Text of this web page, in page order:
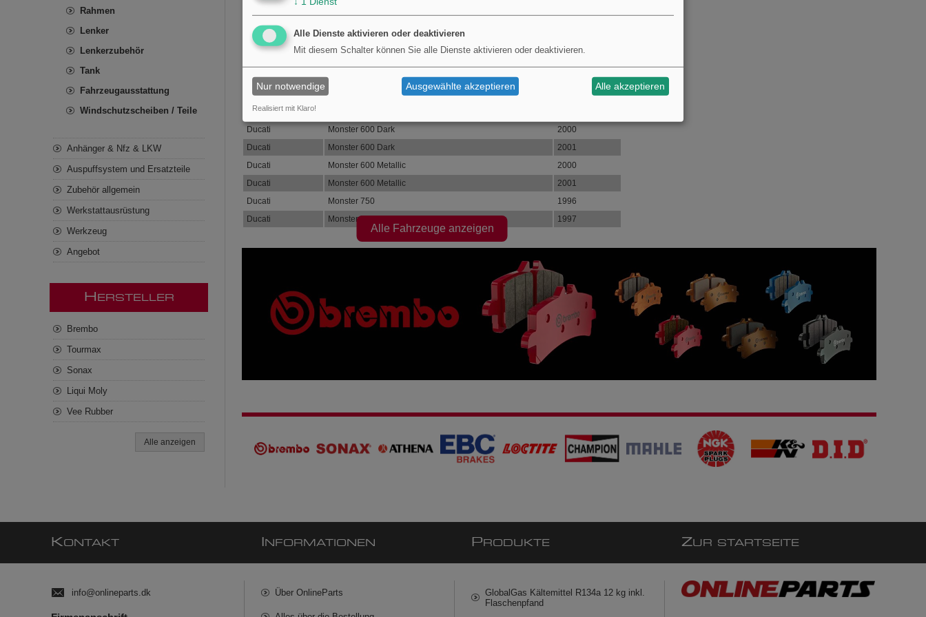
Ducati
Monster 600
Ducati
Ducati
Monster 600 City Dark
Ducati
Monster 600 Dark
Ducati
Ducati
Monster 600 Dark
2000
Ducati
Monster 600 Dark
2001
Ducati
Monster 600 Metallic
2000
Ducati
Monster 600 Metallic
2001
Ducati
Monster 750
1996
Ducati
Monster 750 1997
Alle Fahrzeuge anzeigen
Rahmen
Lenker
Lenkerzubehör
Tank
Fahrzeugausstattung
Windschutzscheiben / Teile
Anhänger & Nfz & LKW
Auspuffsystem und Ersatzteile
Zubehör allgemein
Werkstattausrüstung
Werkzeug
Angebot
H ERSTELLER
Brembo
Tourmax
Sonax
Liqui Moly
Vee Rubber
Alle anzeigen
KONTAKT
info@onlineparts.dk
NFORMATIONEN
Über OnlineParts
P RODUKTE
GlobalGas Kältemittel R134a 12 kg inkl.
Flaschenpfand
ZUR STARTSEITE
Alle Dienste aktivieren oder deaktivieren
Mit diesem Schalter können Sie alle Dienste aktivieren oder deaktivieren.
Nur notwendige Ausgewählte akzeptieren Alle akzeptieren
Realisiert mit Klaro!